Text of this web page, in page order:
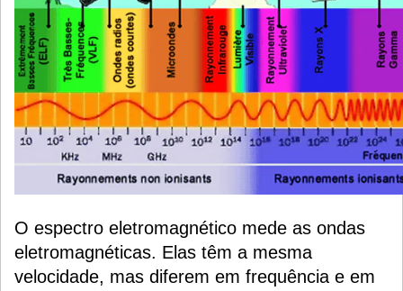
O espectro eletromagnético mede as ondas
eletromagnéticas. Elas têm a mesma
velocidade, mas diferem em frequência e em